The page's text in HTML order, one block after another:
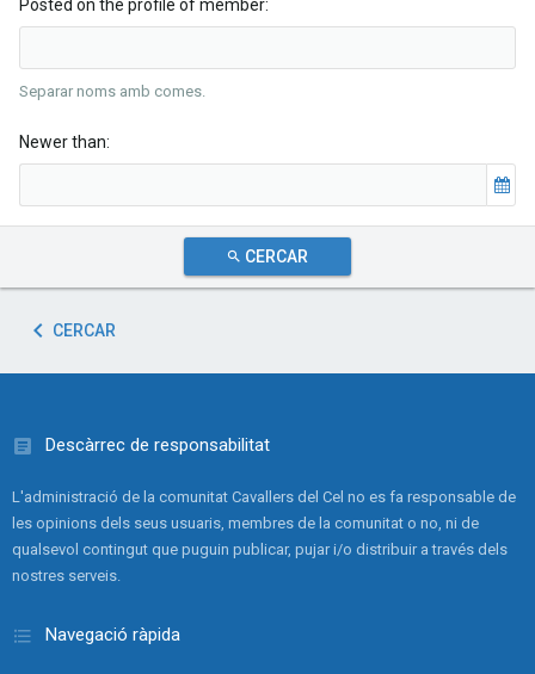
Posted on the profile of member
Separar noms amb comes.
Newer than
CERCAR
CERCAR
Descàrrec de responsabilitat
L'administració de la comunitat Cavallers del Cel no es fa responsable de
les opinions dels seus usuaris, membres de la comunitat o no, ni de
qualsevol contingut que puguin publicar, pujar i/o distribuir a través dels
nostres serveis.
Navegació ràpida